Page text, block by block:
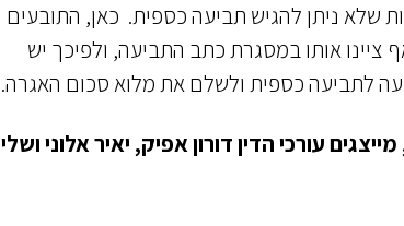
שלא ניתן להגיש תביעה כספית. כאן, התובעים
ציינו אותו במסגרת כתב התביעה, ולפיכך יש
לתביעה כספית ולשלם את מלוא סכום האגרה.
עורכי הדין דורון אפיק, יאיר אלוני ושלי